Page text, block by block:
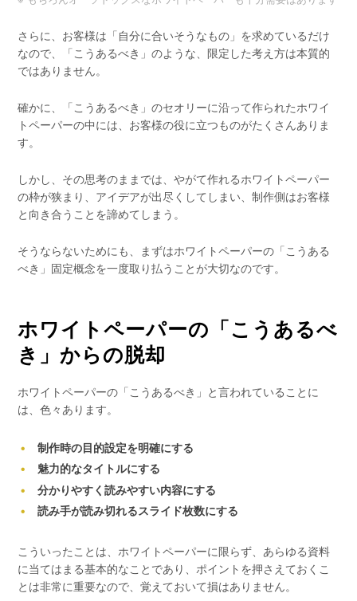
さらに、お客様は「自分に合いそうなもの」を求めているだけ
なので、「こうあるべき」のような、限定した考え方は本質的
ではありません。
確かに、「こうあるべき」のセオリーに沿って作られたホワイ
トペーパーの中には、お客様の役に立つものがたくさんありま
す。
しかし、その思考のままでは、やがて作れるホワイトペーパー
の枠が狭まり、アイデアが出尽くしてしまい、制作側はお客様
と向き合うことを諦めてしまう。
そうならないためにも、まずはホワイトペーパーの「こうある
べき」固定概念を一度取り払うことが大切なのです。
ホワイトペーパーの「こうあるべ
き」からの脱却
ホワイトペーパーの「こうあるべき」と言われていることに
は、色々あります。
制作時の目的設定を明確にする
魅力的なタイトルにする
分かりやすく読みやすい内容にする
読み手が読み切れるスライド枚数にする
こういったことは、ホワイトペーパーに限らず、あらゆる資料
に当てはまる基本的なことであり、ポイントを押さえておくこ
とは非常に重要なので、覚えておいて損はありません。